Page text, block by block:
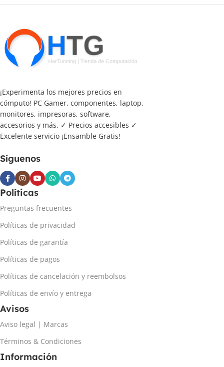
¡Experimenta los mejores precios en
cómputo! PC Gamer, componentes, laptop,
monitores, impresoras, software,
accesorios y más. ✓ Precios accesibles ✓
Excelente servicio ¡Ensamble Gratis!
Síguenos
Políticas
Preguntas frecuentes
Políticas de privacidad
Políticas de garantía
Políticas de pagos
Políticas de cancelación y reembolsos
Políticas de envío y entrega
Avisos
Aviso legal | Marcas
Términos & Condiciones
Información